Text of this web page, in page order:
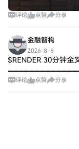
评论 点赞 分享
金融智构
2026-8-6
$RENDER 30分钟金
号 ⚠️技术面：
评论 点赞 分享